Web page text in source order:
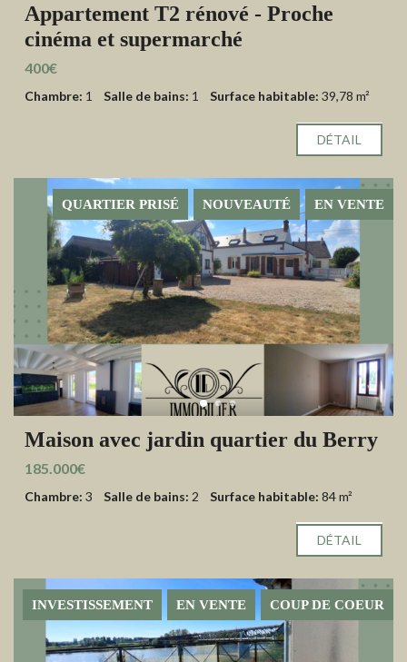
Appartement T2 rénové - Proche
cinéma et supermarché
400€
Chambre: 1 Salle de bains: 1 Surface habitable: 39,78 m²
DÉTAIL
EN VENTE
NOUVEAUTÉ
QUARTIER PRISÉ
Maison avec jardin quartier du Berry
185.000€
Chambre: 3 Salle de bains: 2 Surface habitable: 84 m²
DÉTAIL
COUP DE COEUR
EN VENTE
INVESTISSEMENT